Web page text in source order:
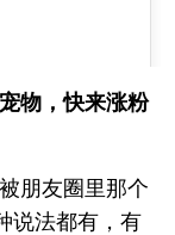
物，快来涨粉
朋友圈里那个
说法都有，有